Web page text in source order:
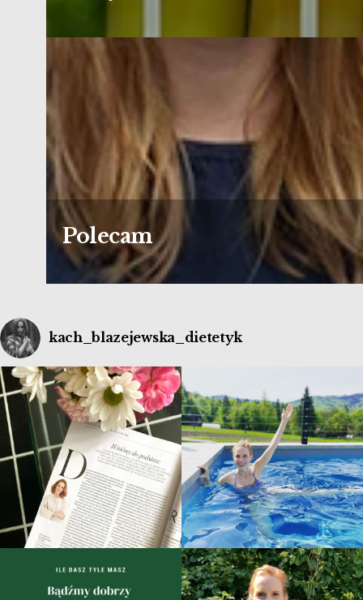
Polecam
kach_blazejewska_dietetyk